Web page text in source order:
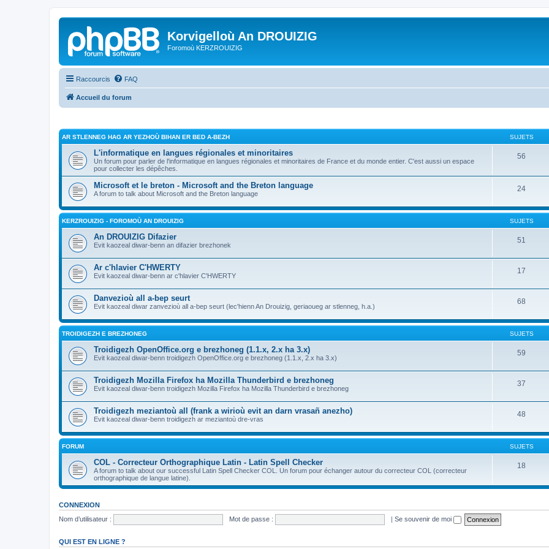
Korvigelloù An DROUIZIG
Foromoù KERZROUIZIG
Raccourcis FAQ
Accueil du forum
AR STLENNEG HAG AR YEZHOÙ BIHAN ER BED A-BEZH SUJETS
L'informatique en langues régionales et minoritaires
Un forum pour parler de l'informatique en langues régionales et minoritaires de France et du monde entier. C'est aussi un espace
pour collecter les dépêches.
56
Microsoft et le breton - Microsoft and the Breton language
A forum to talk about Microsoft and the Breton language
24
KERZROUIZIG - FOROMOÙ AN DROUIZIG SUJETS
An DROUIZIG Difazier
Evit kaozeal diwar-benn an difazier brezhonek
51
Ar c'hlavier C'HWERTY
Evit kaozeal diwar-benn ar c'hlavier C'HWERTY
17
Danvezioù all a-bep seurt
Evit kaozeal diwar zanvezioù all a-bep seurt (lec'hienn An Drouizig, geriaoueg ar stlenneg, h.a.)
68
TROIDIGEZH E BREZHONEG SUJETS
Troidigezh OpenOffice.org e brezhoneg (1.1.x, 2.x ha 3.x)
Evit kaozeal diwar-benn troidigezh OpenOffice.org e brezhoneg (1.1.x, 2.x ha 3.x)
59
Troidigezh Mozilla Firefox ha Mozilla Thunderbird e brezhoneg
Evit kaozeal diwar-benn troidigezh Mozilla Firefox ha Mozilla Thunderbird e brezhoneg
37
Troidigezh meziantoù all (frank a wirioù evit an darn vrasañ anezho)
Evit kaozeal diwar-benn troidigezh ar meziantoù dre-vras
48
FORUM SUJETS
COL - Correcteur Orthographique Latin - Latin Spell Checker
A forum to talk about our successful Latin Spell Checker COL. Un forum pour échanger autour du correcteur COL (correcteur
orthographique de langue latine).
18
CONNEXION
Nom d’utilisateur :
Mot de passe : | Se souvenir de moi
QUI EST EN LIGNE ?